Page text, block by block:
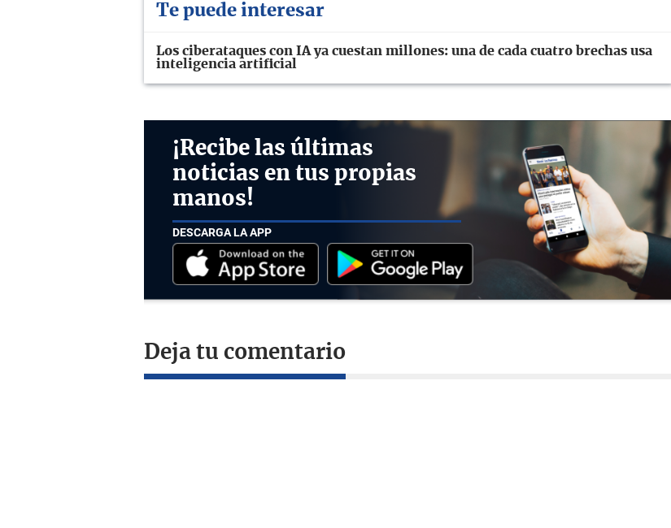
Te puede interesar
Los ciberataques con IA ya cuestan millones: una de cada cuatro brechas usa
inteligencia artificial
¡Recibe las últimas
noticias en tus propias
manos!
DESCARGA LA APP
Deja tu comentario